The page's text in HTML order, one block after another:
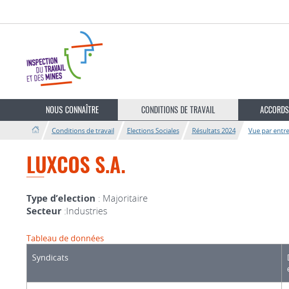
langue
NOUS CONNAÎTRE CONDITIONS DE TRAVAIL
Conditions de travail Elections Sociales Résultats 2024 Vue par
LUXCOS S.A.
Type d’election : Majoritaire
Secteur :Industries
Tableau de données
Syndicats